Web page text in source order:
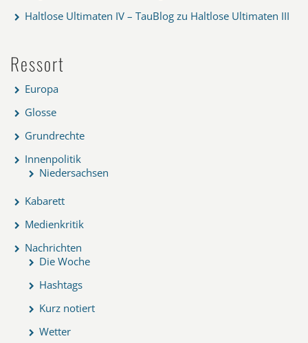
Haltlose Ultimaten IV – TauBlog zu Haltlose Ultimaten III
Ressort
Europa
Glosse
Grundrechte
Innenpolitik
Niedersachsen
Kabarett
Medienkritik
Nachrichten
Die Woche
Hashtags
Kurz notiert
Wetter